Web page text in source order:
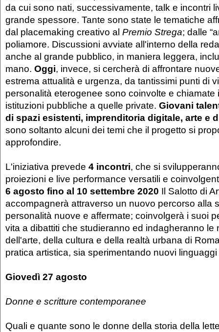
da cui sono nati, successivamente, talk e incontri
grande spessore. Tante sono state le tematiche
dal placemaking creativo al Premio Strega; dalle
poliamore. Discussioni avviate all'interno della
anche al grande pubblico, in maniera leggera,
mano. Oggi, invece, si cercherà di affrontare
estrema attualità e urgenza, da tantissimi punti di
personalità eterogenee sono coinvolte e chiamate
istituzioni pubbliche a quelle private. Giovani
di spazi esistenti, imprenditoria digitale, arte e
sono soltanto alcuni dei temi che il progetto si
approfondire.
L'iniziativa prevede 4 incontri, che si
proiezioni e live performance versatili e
6 agosto fino al 10 settembre 2020 Il Salotto di
accompagnerà attraverso un nuovo percorso alla
personalità nuove e affermate; coinvolgerà i suoi
vita a dibattiti che studieranno ed indagheranno le
dell'arte, della cultura e della realtà urbana di
pratica artistica, sia sperimentando nuovi
Giovedì 27 agosto
Donne e scritture contemporanee
Quali e quante sono le donne della storia della